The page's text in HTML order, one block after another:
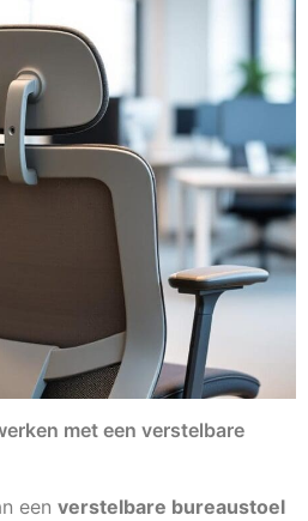
met een verstelbare
een verstelbare bureaustoel